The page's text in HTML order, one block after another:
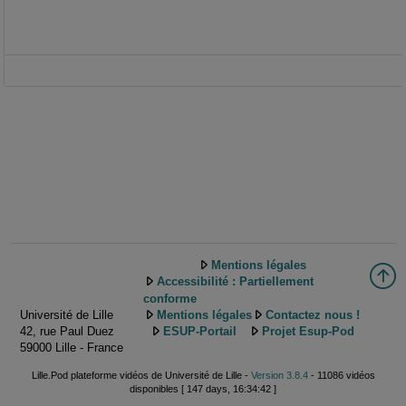
Université de Lille
42, rue Paul Duez
59000 Lille - France
Mentions légales
Accessibilité : Partiellement
conforme
Mentions légales
Contactez nous !
ESUP-Portail
Projet Esup-Pod
Lille.Pod plateforme vidéos de Université de Lille - Version 3.8.4- 11086 vidéos
disponibles [ 147 days, 16:34:42 ]